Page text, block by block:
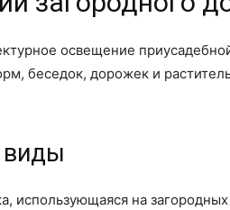
освещение
беседок, дорожек и
использующаяся на